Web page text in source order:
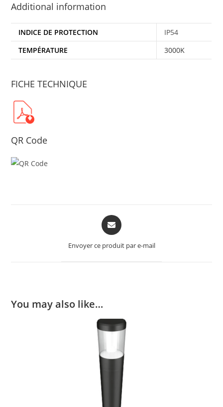
Additional information
INDICE DE PROTECTION
IP54
TEMPÉRATURE
3000K
FICHE TECHNIQUE
QR Code
Opens
in
new
Envoyer ce produit par e-mail
You may also like…